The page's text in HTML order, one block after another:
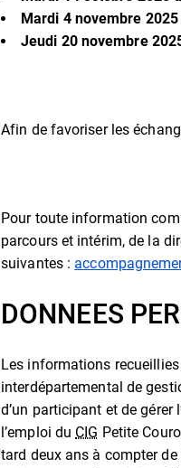
Mardi 4 novembre
Jeudi 20 novembre
Afin de favoriser les
Pour toute information
parcours et intérim, de la
suivantes :
DONNEES
Les informations
interdépartemental de
d’un participant et de gérer
l’emploi du CIG Petite
tard deux ans à compter